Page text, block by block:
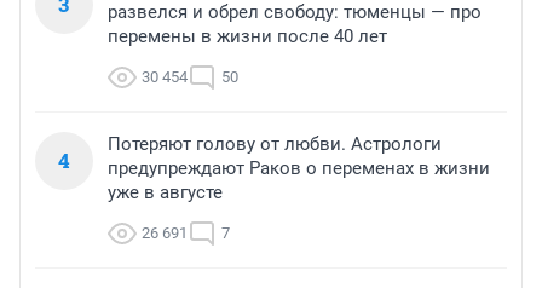
развелся и обрел свободу: тюменцы — про
перемены в жизни после 40 лет
30 454 50
4
Потеряют голову от любви. Астрологи
предупреждают Раков о переменах в жизни
уже в августе
26 691 7